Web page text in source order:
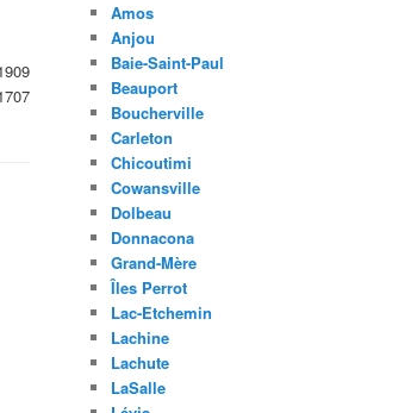
Amos
Anjou
Baie-Saint-Paul
Beauport
Boucherville
Carleton
Chicoutimi
Cowansville
Dolbeau
Donnacona
Grand-Mère
Îles Perrot
Lac-Etchemin
Lachine
Lachute
LaSalle